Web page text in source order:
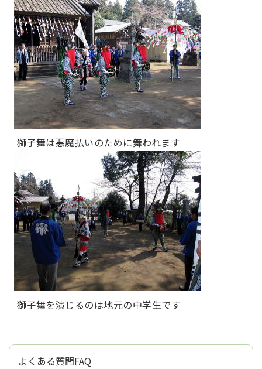
獅子舞は悪魔払いのために舞われます
獅子舞を演じるのは地元の中学生です
よくある質問FAQ